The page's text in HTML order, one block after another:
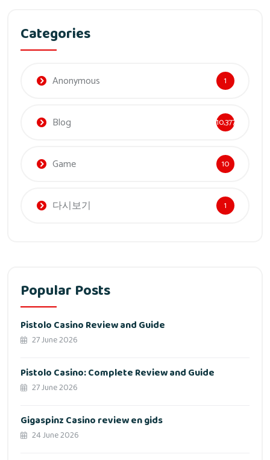
Categories
Anonymous 1
Blog 10,377
Game 10
다시보기 1
Popular Posts
Pistolo Casino Review and Guide
27 June 2026
Pistolo Casino: Complete Review and Guide
27 June 2026
Gigaspinz Casino review en gids
24 June 2026